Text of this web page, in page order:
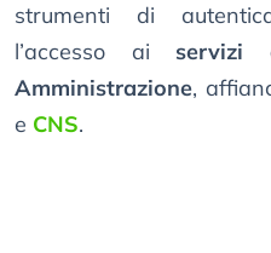
strumenti di
l’accesso ai servizi
Amministrazione,
e CNS.